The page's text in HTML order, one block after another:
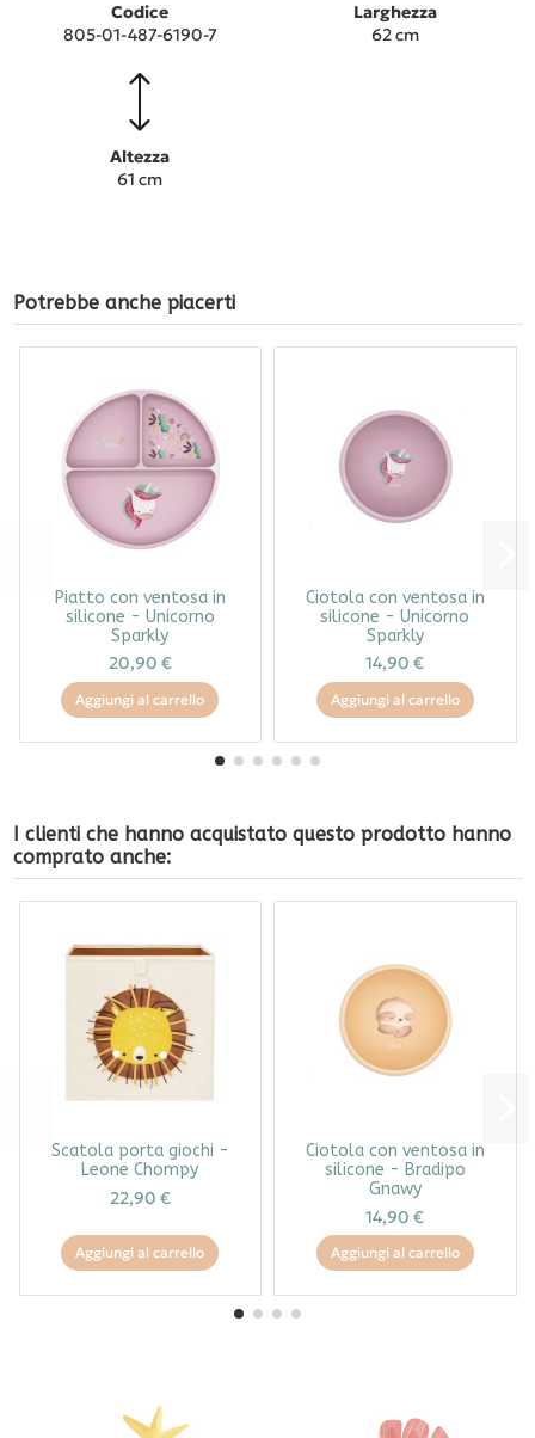
Codice
805-01-487-6190-7
Larghezza
62 cm
Altezza
61 cm
Potrebbe anche piacerti
Piatto con ventosa in
silicone - Unicorno
Sparkly
20,90 €
Aggiungi al carrello
Ciotola con ventosa in
silicone - Unicorno
Sparkly
14,90 €
Aggiungi al carrello
I clienti che hanno acquistato questo prodotto hanno
comprato anche:
Scatola porta giochi -
Leone Chompy
22,90 €
Aggiungi al carrello
Ciotola con ventosa in
silicone - Bradipo
Gnawy
14,90 €
Aggiungi al carrello